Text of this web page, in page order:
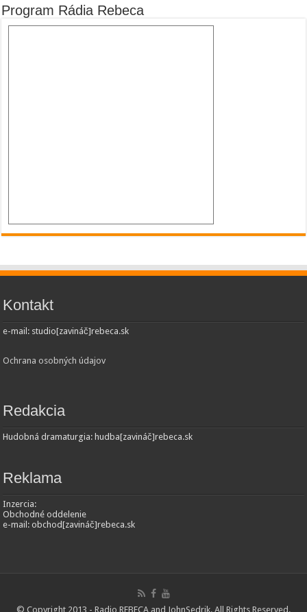
Program Rádia Rebeca
Kontakt
e-mail: studio[zavináč]rebeca.sk
Ochrana osobných údajov
Redakcia
Hudobná dramaturgia: hudba[zavináč]rebeca.sk
Reklama
Inzercia:
Obchodné oddelenie
e-mail: obchod[zavináč]rebeca.sk
© Copyright 2013 - Radio REBECA and JohnSedrik. All Rights Reserved.